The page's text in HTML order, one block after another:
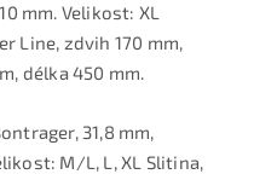
mm. Velikost: XL
Line, zdvih 170 mm,
délka 450 mm.
31,8 mm,
M/L, L, XL Slitina,